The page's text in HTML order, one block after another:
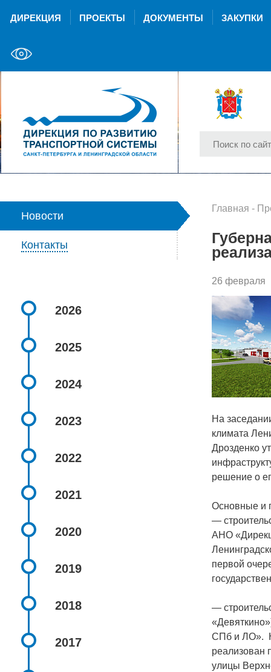
ДИРЕКЦИЯ ПРОЕКТЫ ДОКУМЕНТЫ ЗАКУПКИ
Новости
Контакты
2026
2025
2024
2023
2022
2021
2020
2019
2018
2017
Главная -
26 февраля
На
климата
Дрозденко
решение о
Основные и
—
АНО
первой
—
СПб и ЛО».
реализован
улицы